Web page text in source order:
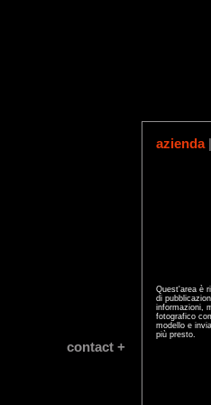
contact +
azienda|
Quest'area è
di
informazioni,
fotografico
modello e
più presto.